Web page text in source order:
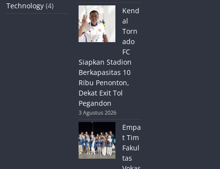
Technology (4)
Kend
al
Torn
ado
FC
Siapkan Stadion
Berkapasitas 10
Ribu Penonton,
Dekat Exit Tol
Pegandon
3 Agustus 2026
Empa
t Tim
Fakul
tas